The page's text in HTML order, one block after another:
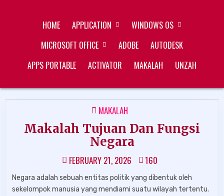
HOME APPLICATION
WINDOWS OS
MICROSOFT OFFICE
ADOBE
AUTODESK
APPS PORTABLE
ACTIVATOR MAKALAH UNZAH
POSTED
IN
MAKALAH
Makalah Tujuan Dan Fungsi
Negara
FEBRUARY 21, 2026 160
Negara adalah sebuah entitas politik yang dibentuk oleh
sekelompok manusia yang mendiami suatu wilayah tertentu.